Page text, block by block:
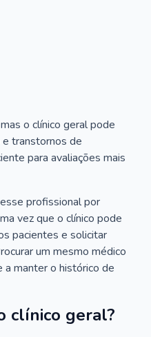
o clínico geral pode
transtornos de
para avaliações mais
profissional por
vez que o clínico pode
pacientes e solicitar
um mesmo médico
a manter o histórico de
clínico geral?